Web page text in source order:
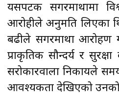
यसपटक सगरमाथामा
आरोहीले अनुमति लिएका
बढीले सगरमाथा आरोहण
प्राकृतिक सौन्दर्य र
सरोकारवाला निकायले
आवश्यकता देखिएको